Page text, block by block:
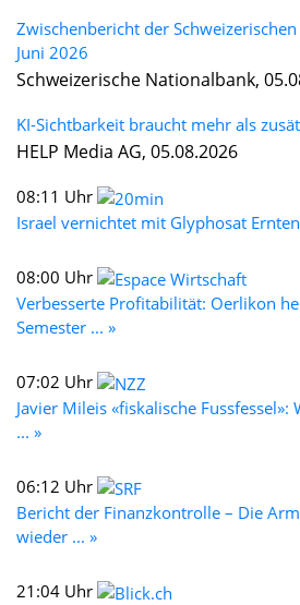
Zwischenbericht der
Juni 2026
Schweizerische Nationalbank,
KI-Sichtbarkeit braucht mehr als
HELP Media AG, 05.08.2026
08:11 Uhr
Israel vernichtet mit Glyphosat
08:00 Uhr
Verbesserte Profitabilität: Oerlikon
Semester ... »
07:02 Uhr
Javier Mileis «fiskalische Fussfessel»:
... »
06:12 Uhr
Bericht der Finanzkontrolle – Die
wieder ... »
21:04 Uhr